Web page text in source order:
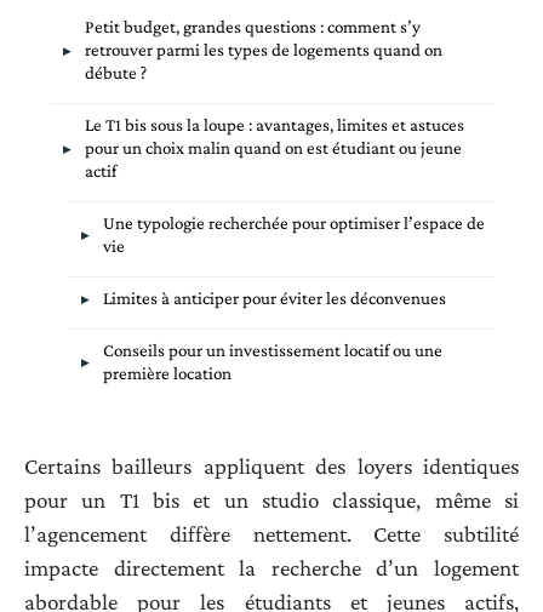
Petit budget, grandes questions : comment s’y
retrouver parmi les types de logements quand on
débute ?
Le T1 bis sous la loupe : avantages, limites et astuces
pour un choix malin quand on est étudiant ou jeune
actif
Une typologie recherchée pour optimiser l’espace de
vie
Limites à anticiper pour éviter les déconvenues
Conseils pour un investissement locatif ou une
première location
Certains bailleurs appliquent des loyers identiques
pour un T1 bis et un studio classique, même si
l’agencement diffère nettement. Cette subtilité
impacte directement la recherche d’un logement
abordable pour les étudiants et jeunes actifs,